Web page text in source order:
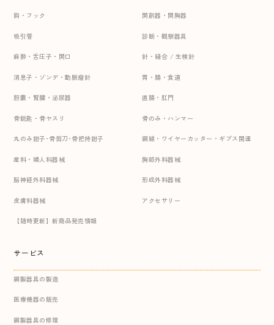
鈎・フック 開創器・開胸器
吸引管 診断・観察器具
麻酔・舌圧子・開口 針・縫合 / 生検針
消息子・ゾンデ・動脈瘤針 胃・腸・食道
胆嚢・腎臓・泌尿器 直腸・肛門
骨鋭匙・骨ヤスリ 骨のみ・ハンマー
丸のみ鉗子･骨剪刀･骨把持鉗子 鋼線・ワイヤーカッター・ギプス関連
産科・婦人科器械 胸部外科器械
脳神経外科器械 形成外科器械
皮膚科器械 アクセサリー
【随時更新】新商品発売情報
サービス
鋼製器具の製造
医療機器の販売
鋼製器具の修理